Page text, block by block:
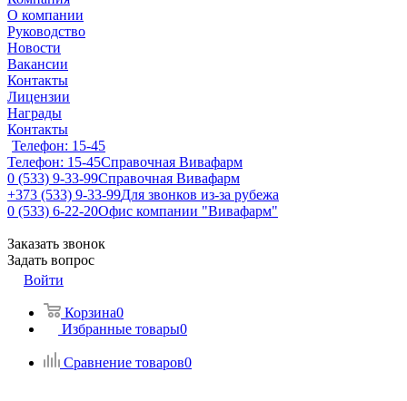
О компании
Руководство
Новости
Вакансии
Контакты
Лицензии
Награды
Контакты
Телефон: 15-45
Телефон: 15-45Справочная Вивафарм
0 (533) 9-33-99Справочная Вивафарм
+373 (533) 9-33-99Для звонков из-за рубежа
0 (533) 6-22-20Офис компании "Вивафарм"
Заказать звонок
Задать вопрос
Войти
Корзина0
Избранные товары0
Сравнение товаров0